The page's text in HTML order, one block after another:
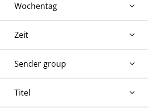
Wochentag
Zeit
Sender group
Titel